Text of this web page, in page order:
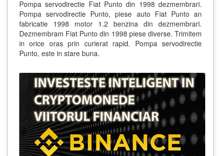
Pompa servodirectie Fiat Punto din 1998 dezmembrari.
Pompa servodirectie Punto, piese auto Fiat Punto an
fabricatie 1998 motor 1.2 benzina din dezmembrari.
Dezmembram Fiat Punto din 1998 piese diverse. Trimitem
in orice oras prin curierat rapid. Pompa servodirectie
Punto, este in stare buna.